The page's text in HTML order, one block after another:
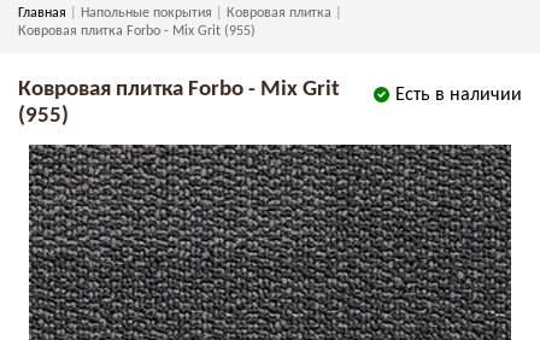
Главная Напольные покрытия
Ковровая плитка
Ковровая плитка Forbo - Mix Grit (955)
Есть в наличии
Ковровая плитка Forbo - Mix Grit
(955)